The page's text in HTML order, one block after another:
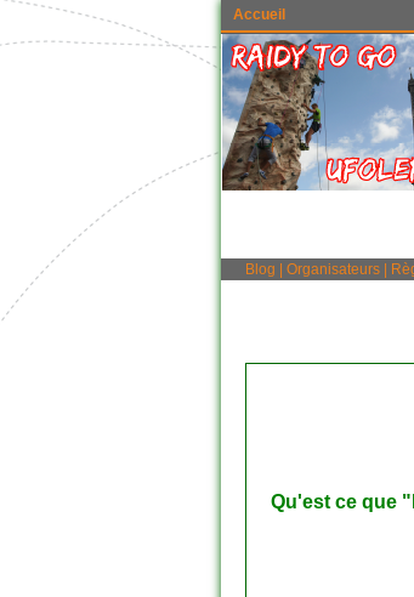
Accueil
Blog Organisateurs
Qu'est ce que